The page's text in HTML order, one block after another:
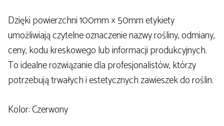
Dzięki powierzchni 100mm × 50mm etykiety
umożliwiają czytelne oznaczenie nazwy rośliny, odmiany,
ceny, kodu kreskowego lub informacji produkcyjnych.
To idealne rozwiązanie dla profesjonalistów, którzy
potrzebują trwałych i estetycznych zawieszek do roślin.
Kolor: Czerwony